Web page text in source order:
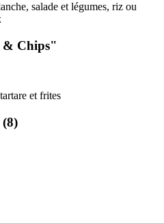
salade et légumes, riz ou
& Chips"
et frites
(8)